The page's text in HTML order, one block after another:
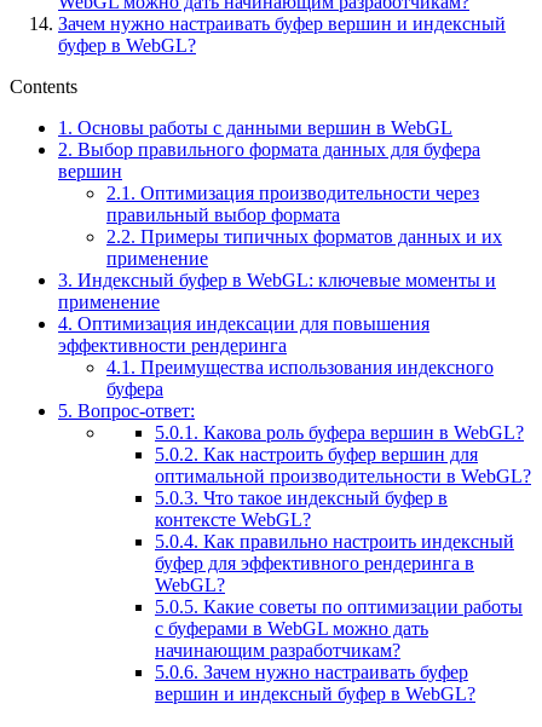
Зачем нужно настраивать буфер вершин и индексный
буфер в WebGL?
Contents
1. Основы работы с данными вершин в WebGL
2. Выбор правильного формата данных для буфера
вершин
2.1. Оптимизация производительности через
правильный выбор формата
2.2. Примеры типичных форматов данных и их
применение
3. Индексный буфер в WebGL: ключевые моменты и
применение
4. Оптимизация индексации для повышения
эффективности рендеринга
4.1. Преимущества использования индексного
буфера
5. Вопрос-ответ:
5.0.1. Какова роль буфера вершин в WebGL?
5.0.2. Как настроить буфер вершин для
оптимальной производительности в WebGL?
5.0.3. Что такое индексный буфер в
контексте WebGL?
5.0.4. Как правильно настроить индексный
буфер для эффективного рендеринга в
WebGL?
5.0.5. Какие советы по оптимизации работы
с буферами в WebGL можно дать
начинающим разработчикам?
5.0.6. Зачем нужно настраивать буфер
вершин и индексный буфер в WebGL?